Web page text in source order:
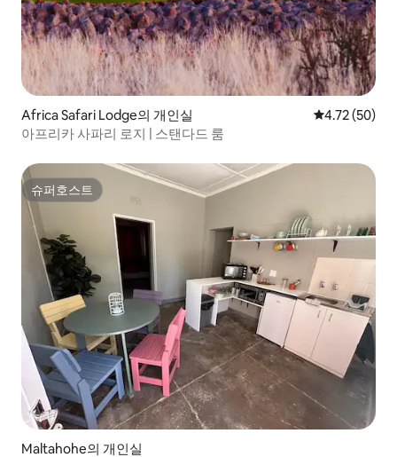
Africa Safari Lodge의 개인실 평점 4.72점
4.72 (50)
아프리카 사파리 로지 | 스탠다드 룸
슈퍼호스트
슈퍼호스트
Maltahohe의 개인실